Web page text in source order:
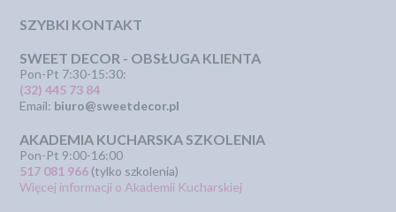
SZYBKI KONTAKT
SWEET DECOR - OBSŁUGA KLIENTA
Pon-Pt 7:30-15:30:
(32) 445 73 84
Email: biuro@sweetdecor.pl
AKADEMIA KUCHARSKA SZKOLENIA
Pon-Pt 9:00-16:00
517 081 966 (tylko szkolenia)
Więcej informacji o Akademii Kucharskiej